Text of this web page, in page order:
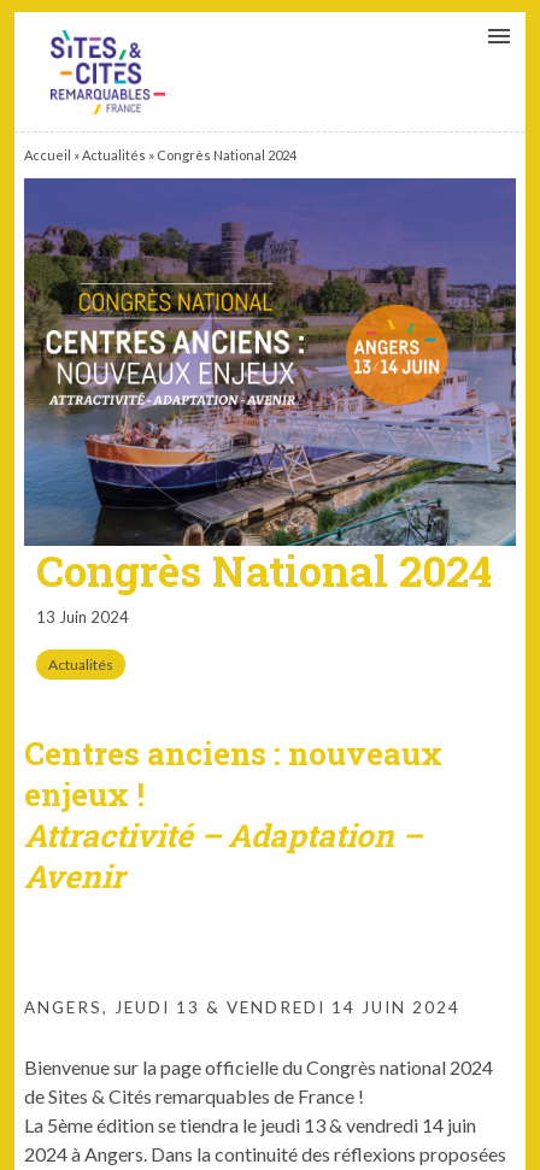
Accueil »Actualités » Congrès National 2024
Congrès National 2024
13 Juin 2024
Actualités
Centres anciens : nouveaux
enjeux !
Attractivité – Adaptation –
Avenir
ANGERS, JEUDI 13 & VENDREDI 14 JUIN 2024
Bienvenue sur la page officielle du Congrès national 2024
de Sites & Cités remarquables de France !
La 5ème édition se tiendra le jeudi 13 & vendredi 14 juin
2024 à Angers. Dans la continuité des réflexions proposées